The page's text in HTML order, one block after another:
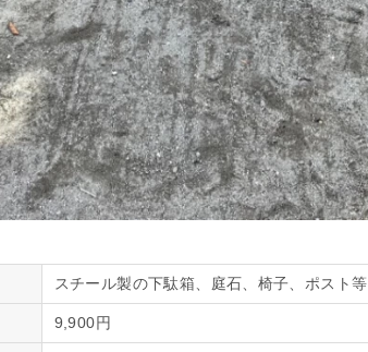
スチール製の下駄箱、庭石、椅子、ポスト等
9,900円